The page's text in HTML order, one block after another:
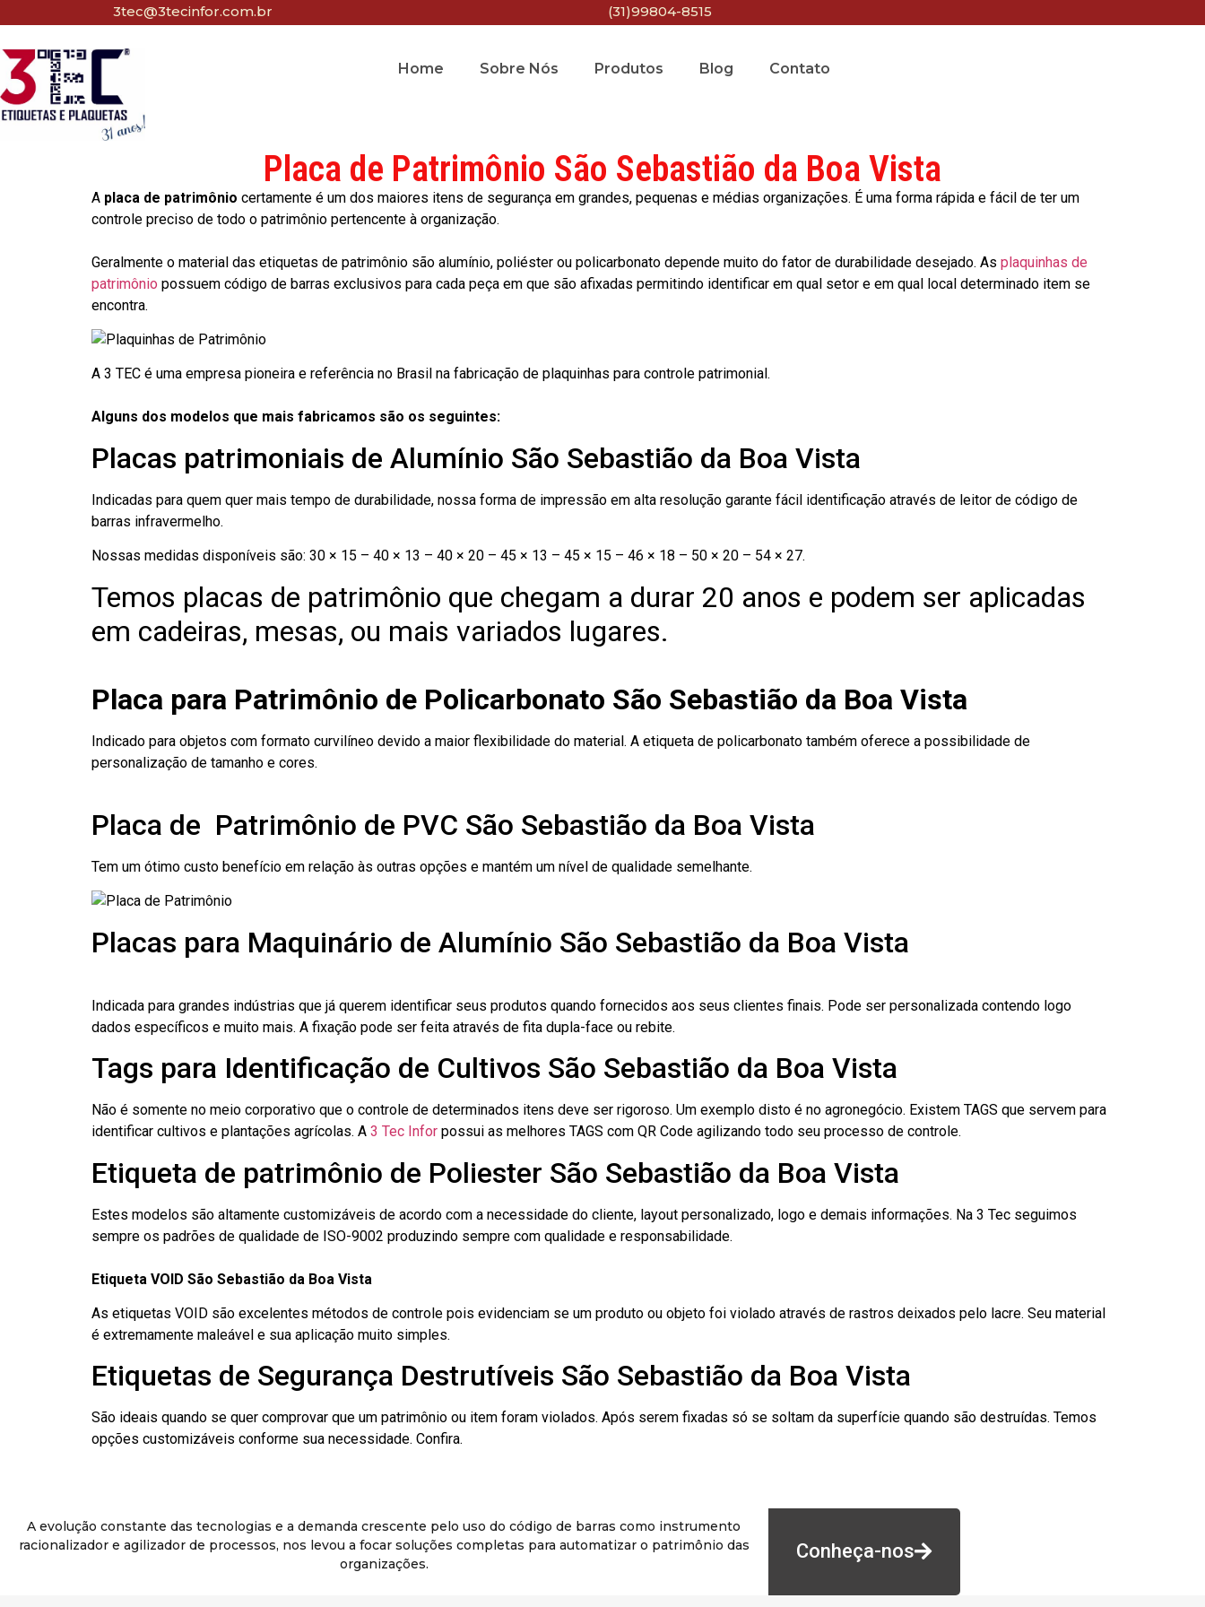
3tec@3tecinfor.com.br (31)99804-8515
Home Sobre Nós Produtos Blog Contato
Placa de Patrimônio São Sebastião da Boa Vista
A placa de patrimônio certamente é um dos maiores itens de segurança em grandes, pequenas e médias organizações. É uma forma rápida e fácil de ter um
controle preciso de todo o patrimônio pertencente à organização.
Geralmente o material das etiquetas de patrimônio são alumínio, poliéster ou policarbonato depende muito do fator de durabilidade desejado. As plaquinhas de
patrimônio possuem código de barras exclusivos para cada peça em que são afixadas permitindo identificar em qual setor e em qual local determinado item se
encontra.
A 3 TEC é uma empresa pioneira e referência no Brasil na fabricação de plaquinhas para controle patrimonial.
Alguns dos modelos que mais fabricamos são os seguintes:
Placas patrimoniais de Alumínio São Sebastião da Boa Vista
Indicadas para quem quer mais tempo de durabilidade, nossa forma de impressão em alta resolução garante fácil identificação através de leitor de código de
barras infravermelho.
Nossas medidas disponíveis são: 30 × 15 – 40 × 13 – 40 × 20 – 45 × 13 – 45 × 15 – 46 × 18 – 50 × 20 – 54 × 27.
Temos placas de patrimônio que chegam a durar 20 anos e podem ser aplicadas
em cadeiras, mesas, ou mais variados lugares.
Placa para Patrimônio de Policarbonato São Sebastião da Boa Vista
Indicado para objetos com formato curvilíneo devido a maior flexibilidade do material. A etiqueta de policarbonato também oferece a possibilidade de
personalização de tamanho e cores.
Placa de Patrimônio de PVC São Sebastião da Boa Vista
Tem um ótimo custo benefício em relação às outras opções e mantém um nível de qualidade semelhante.
Placas para Maquinário de Alumínio São Sebastião da Boa Vista
Indicada para grandes indústrias que já querem identificar seus produtos quando fornecidos aos seus clientes finais. Pode ser personalizada contendo logo
dados específicos e muito mais. A fixação pode ser feita através de fita dupla-face ou rebite.
Tags para Identificação de Cultivos São Sebastião da Boa Vista
Não é somente no meio corporativo que o controle de determinados itens deve ser rigoroso. Um exemplo disto é no agronegócio. Existem TAGS que servem para
identificar cultivos e plantações agrícolas. A 3 Tec Infor possui as melhores TAGS com QR Code agilizando todo seu processo de controle.
Etiqueta de patrimônio de Poliester São Sebastião da Boa Vista
Estes modelos são altamente customizáveis de acordo com a necessidade do cliente, layout personalizado, logo e demais informações. Na 3 Tec seguimos
sempre os padrões de qualidade de ISO-9002 produzindo sempre com qualidade e responsabilidade.
Etiqueta VOID São Sebastião da Boa Vista
As etiquetas VOID são excelentes métodos de controle pois evidenciam se um produto ou objeto foi violado através de rastros deixados pelo lacre. Seu material
é extremamente maleável e sua aplicação muito simples.
Etiquetas de Segurança Destrutíveis São Sebastião da Boa Vista
São ideais quando se quer comprovar que um patrimônio ou item foram violados. Após serem fixadas só se soltam da superfície quando são destruídas. Temos
opções customizáveis conforme sua necessidade. Confira.
A evolução constante das tecnologias e a demanda crescente pelo uso do código de barras como instrumento
racionalizador e agilizador de processos, nos levou a focar soluções completas para automatizar o patrimônio das
organizações.
Conheça-nos